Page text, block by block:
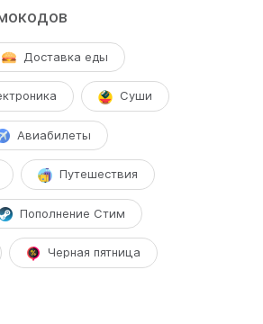
Доставка еды
Суши
Авиабилеты
Путешествия
Пополнение Стим
Черная пятница